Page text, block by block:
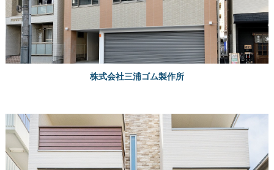
株式会社三浦ゴム製作所